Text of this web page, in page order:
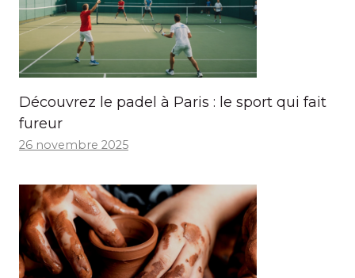
Découvrez le padel à Paris : le sport qui fait
fureur
26 novembre 2025